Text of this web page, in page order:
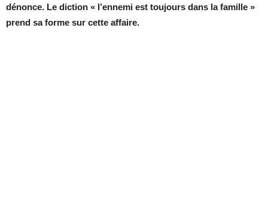
dénonce. Le diction « l’ennemi est toujours dans la famille »
prend sa forme sur cette affaire.